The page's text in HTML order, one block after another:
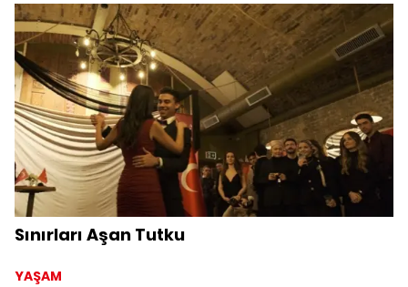
sergilendi. Sabancı'nın ev sahipliği yaptığı gecede 1 milyon
doların üzerinde bağış toplandı; gelir ABD'deki Türk
öğrencilere burs olarak aktarılacak.
Sınırları Aşan Tutku
YAŞAM